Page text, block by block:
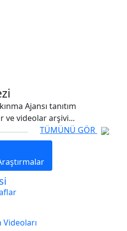
Ajansı tanıtım
ve videolar arşivi...
TÜMÜNÜ GÖR
Videoları